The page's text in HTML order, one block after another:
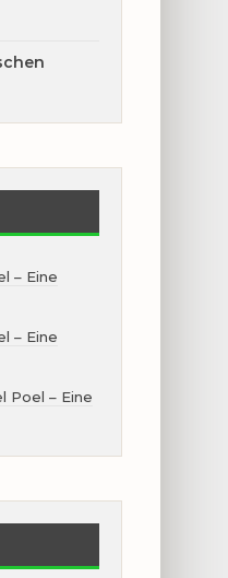
– Eine
– Eine
Poel – Eine